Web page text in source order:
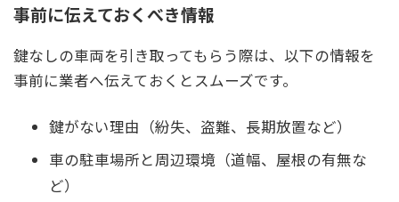
事前に伝えておくべき情報
鍵なしの車両を引き取ってもらう際は、以下の情報を
事前に業者へ伝えておくとスムーズです。
鍵がない理由（紛失、盗難、長期放置など）
車の駐車場所と周辺環境（道幅、屋根の有無な
ど）